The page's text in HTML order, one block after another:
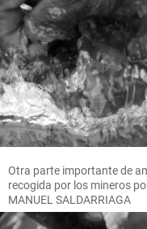
Otra parte importante de
recogida por los mineros
MANUEL SALDARRIAGA